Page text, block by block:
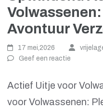
Avontuur
17 mei,2026
Geef een reactie
Actief Uitje voor
voor Volwassenen: